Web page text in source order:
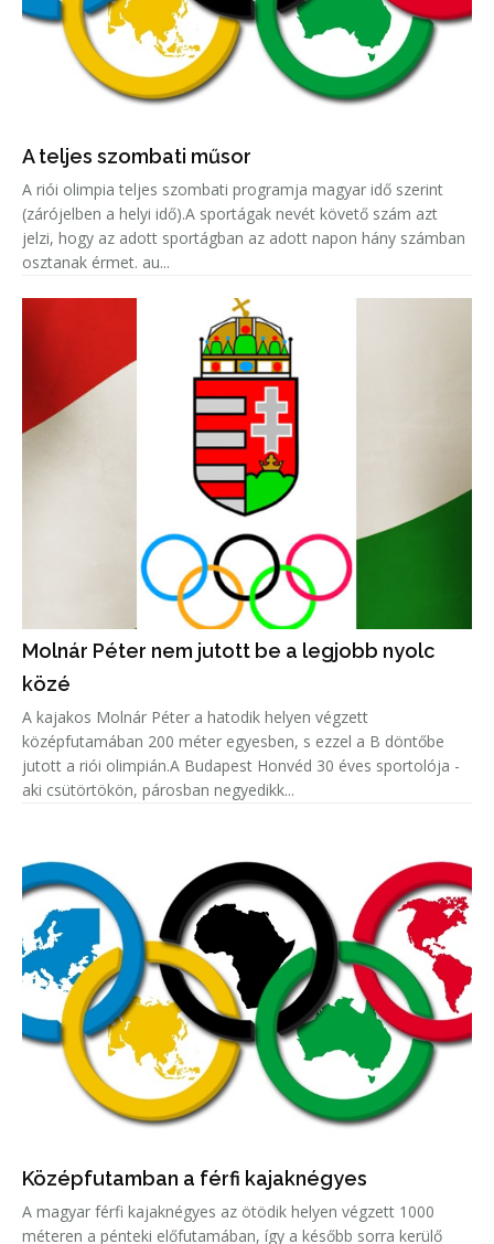
A teljes szombati műsor
A riói olimpia teljes szombati programja magyar idő szerint
(zárójelben a helyi idő).A sportágak nevét követő szám azt
jelzi, hogy az adott sportágban az adott napon hány számban
osztanak érmet. au...
Molnár Péter nem jutott be a legjobb nyolc
közé
A kajakos Molnár Péter a hatodik helyen végzett
középfutamában 200 méter egyesben, s ezzel a B döntőbe
jutott a riói olimpián.A Budapest Honvéd 30 éves sportolója -
aki csütörtökön, párosban negyedikk...
Középfutamban a férfi kajaknégyes
A magyar férfi kajaknégyes az ötödik helyen végzett 1000
méteren a pénteki előfutamában, így a később sorra kerülő